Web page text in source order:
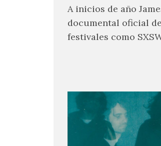
A inicios de año
documental oficial
festivales como